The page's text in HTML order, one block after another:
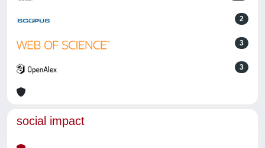
2
3
3
social impact